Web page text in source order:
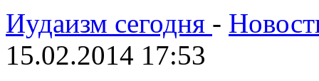
Иудаизм сегодня -
15.02.2014 17:53